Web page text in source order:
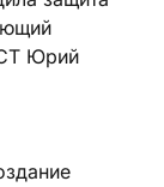
Юрий